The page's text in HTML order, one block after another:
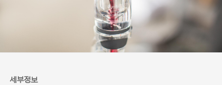
세부정보